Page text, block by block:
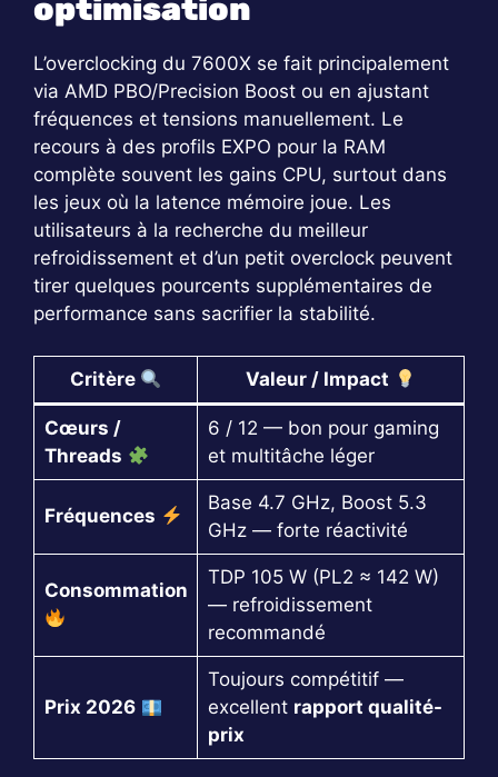
optimisation
L’overclocking du 7600X se fait principalement
via AMD PBO/Precision Boost ou en ajustant
fréquences et tensions manuellement. Le
recours à des profils EXPO pour la RAM
complète souvent les gains CPU, surtout dans
les jeux où la latence mémoire joue. Les
utilisateurs à la recherche du meilleur
refroidissement et d’un petit overclock peuvent
tirer quelques pourcents supplémentaires de
performance sans sacrifier la stabilité.
Critère Valeur / Impact
Cœurs /
Threads
6 / 12 — bon pour gaming
et multitâche léger
Fréquences
Base 4.7 GHz, Boost 5.3
GHz — forte réactivité
Consommation
TDP 105 W (PL2 ≈ 142 W)
— refroidissement
recommandé
Prix 2026
Toujours compétitif —
excellent rapport qualité-
prix